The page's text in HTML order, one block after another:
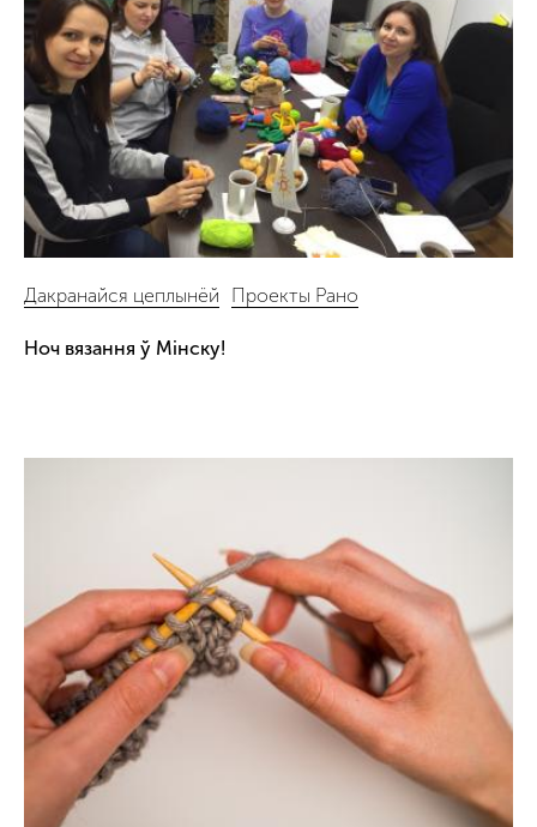
Дакранайся цеплынёй Проекты Рано
Ноч вязання ў Мінску!